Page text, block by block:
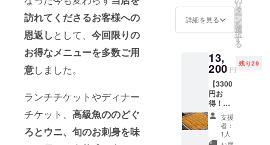
訪れてくださるお客様への
恩返しとして、 今回限りの
お得なメニューを多数ご用
意しました。
ランチチケットやディナー
チケット、 高級魚ののどぐ
ろとウニ、旬のお刺身を味
2021年
12月1日
11月29
日まで
予約
は、お
す。ご
予約時
前と注
文IDを
お知ら
せくだ
さい。
・ご
利用も
可能で
※お連れ
用でき
ま
す。
※1枚
1,000円
のお食
事券は
一度で
の使い
ゆっく
りと…
一皿一
皿各自
10品
コー
ス ウ
ニ、イ
クラ、
牡蠣な
ど贅沢
コー
ス プ
ラス飲
詳細を見る
リ
タ
ー
ン
を
選
択
す
る
13,
200 円
残り29
【3300
円お
得！】
おっき
なのど
ぐろ、
刺身盛
支援
者：
1人